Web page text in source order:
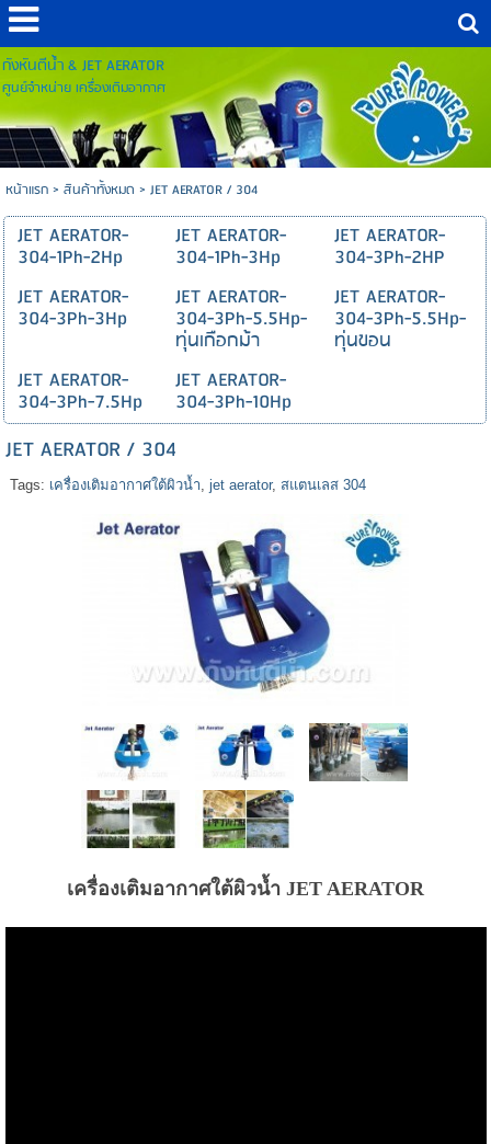
กังหันตีน้ำ & JET AERATOR
ศูนย์จำหน่าย เครื่องเติมอากาศ
หน้าแรก> สินค้าทั้งหมด > JET AERATOR / 304
JET AERATOR-
304-1Ph-2Hp
JET AERATOR-
304-1Ph-3Hp
JET AERATOR-
304-3Ph-2HP
JET AERATOR-
304-3Ph-3Hp
JET AERATOR-
304-3Ph-5.5Hp-
ทุ่นเกือกม้า
JET AERATOR-
304-3Ph-5.5Hp-
ทุ่นขอน
JET AERATOR-
304-3Ph-7.5Hp
JET AERATOR-
304-3Ph-10Hp
JET AERATOR / 304
Tags: เครื่องเติมอากาศใต้ผิวน้ำ jet aerator, สแตนเลส 304
เครื่องเติมอากาศใต้ผิวน้ำ JET AERATOR